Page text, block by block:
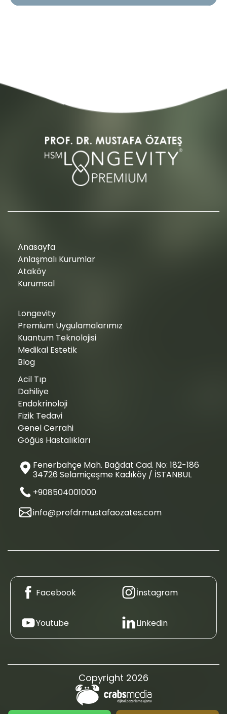
Anasayfa
Anlaşmalı Kurumlar
Ataköy
Kurumsal
Longevity
Premium Uygulamalarımız
Kuantum Teknolojisi
Medikal Estetik
Blog
Acil Tıp
Dahiliye
Endokrinoloji
Fizik Tedavi
Genel Cerrahi
Göğüs Hastalıkları
Fenerbahçe Mah. Bağdat Cad. No: 182-186
34726 Selamiçeşme Kadıköy / İSTANBUL
+908504001000
info@profdrmustafaozates.com
Facebook İnstagram
Youtube Linkedin
Copyright 2026